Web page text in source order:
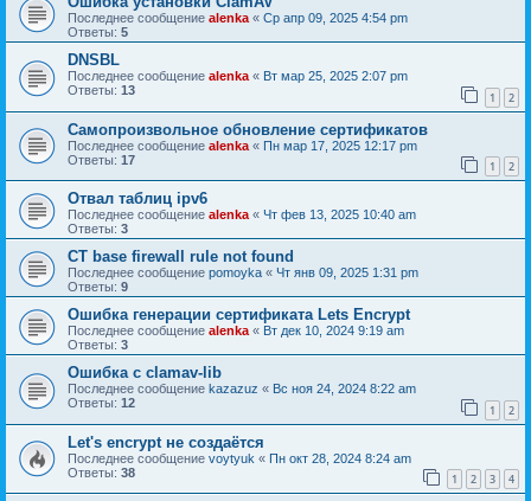
Последнее сообщение alenka « Ср апр 09, 2025 4:54 pm
Ответы: 5
DNSBL
Последнее сообщение alenka « Вт мар 25, 2025 2:07 pm
Ответы: 13 1 2
Самопроизвольное обновление сертификатов
Последнее сообщение alenka « Пн мар 17, 2025 12:17 pm
Ответы: 17 1 2
Отвал таблиц ipv6
Последнее сообщение alenka « Чт фев 13, 2025 10:40 am
Ответы: 3
CT base firewall rule not found
Последнее сообщение pomoyka « Чт янв 09, 2025 1:31 pm
Ответы: 9
Ошибка генерации сертификата Lets Encrypt
Последнее сообщение alenka « Вт дек 10, 2024 9:19 am
Ответы: 3
Ошибка с clamav-lib
Последнее сообщение kazazuz « Вс ноя 24, 2024 8:22 am
Ответы: 12 1 2
Let's encrypt не создаётся
Последнее сообщение voytyuk « Пн окт 28, 2024 8:24 am
Ответы: 38 1 2 3 4